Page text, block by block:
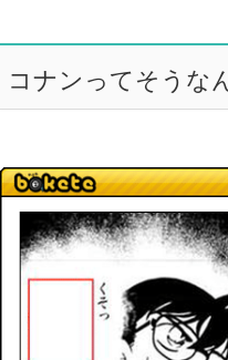
コナンってそうな